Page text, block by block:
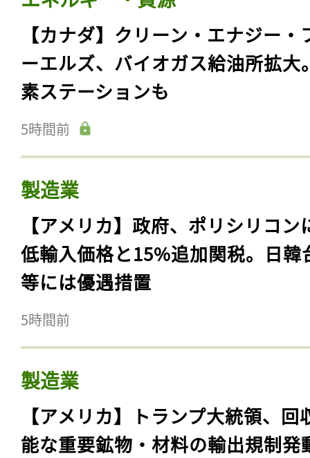
【カナダ】クリーン・エナジー・
ーエルズ、バイオガス給油所拡大
素ステーションも
5時間前
製造業
【アメリカ】政府、ポリシリコン
低輸入価格と15%追加関税。日韓
等には優遇措置
5時間前
製造業
【アメリカ】トランプ大統領、回
能な重要鉱物・材料の輸出規制発